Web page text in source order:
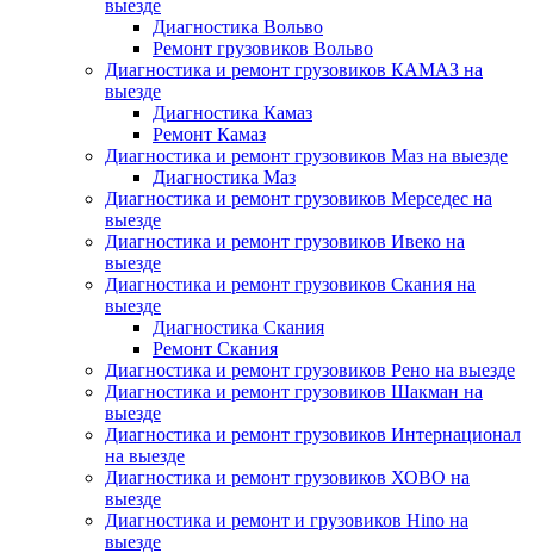
выезде
Диагностика Вольво
Ремонт грузовиков Вольво
Диагностика и ремонт грузовиков КАМАЗ на
выезде
Диагностика Камаз
Ремонт Камаз
Диагностика и ремонт грузовиков Маз на выезде
Диагностика Маз
Диагностика и ремонт грузовиков Мерседес на
выезде
Диагностика и ремонт грузовиков Ивеко на
выезде
Диагностика и ремонт грузовиков Скания на
выезде
Диагностика Скания
Ремонт Скания
Диагностика и ремонт грузовиков Рено на выезде
Диагностика и ремонт грузовиков Шакман на
выезде
Диагностика и ремонт грузовиков Интернационал
на выезде
Диагностика и ремонт грузовиков ХОВО на
выезде
Диагностика и ремонт и грузовиков Hino на
выезде